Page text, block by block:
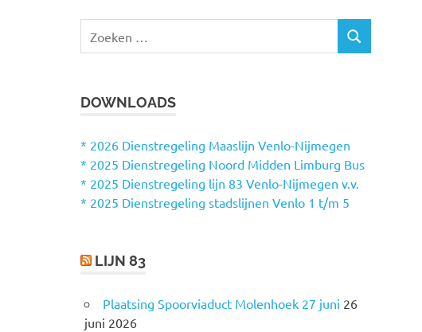
e
n
a
a
r
Z
DOWNLOADS
* 2026 Dienstregeling Maaslijn Venlo-Nijmegen
* 2025 Dienstregeling Noord Midden Limburg Bus
* 2025 Dienstregeling lijn 83 Venlo-Nijmegen v.v.
* 2025 Dienstregeling stadslijnen Venlo 1 t/m 5
LIJN 83
Plaatsing Spoorviaduct Molenhoek 27 juni 26
juni 2026